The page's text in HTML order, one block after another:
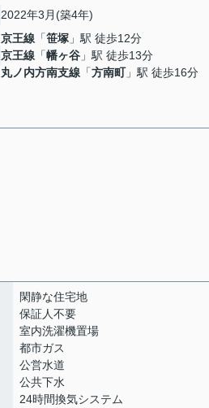
2022年3月(築4年)
京王線 「笹塚 」駅 徒歩12分
京王線 「幡ヶ谷 」駅 徒歩13分
丸ノ内方南支線 「方南町」駅 徒歩16分
閑静な住宅地
保証人不要
室内洗濯機置場
都市ガス
公営水道
公共下水
24時間換気システム